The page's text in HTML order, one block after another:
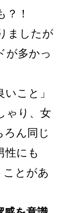
！
ましたが
が多かっ
こと」
ゃり、女
ろん同じ
性にも
ことがあ